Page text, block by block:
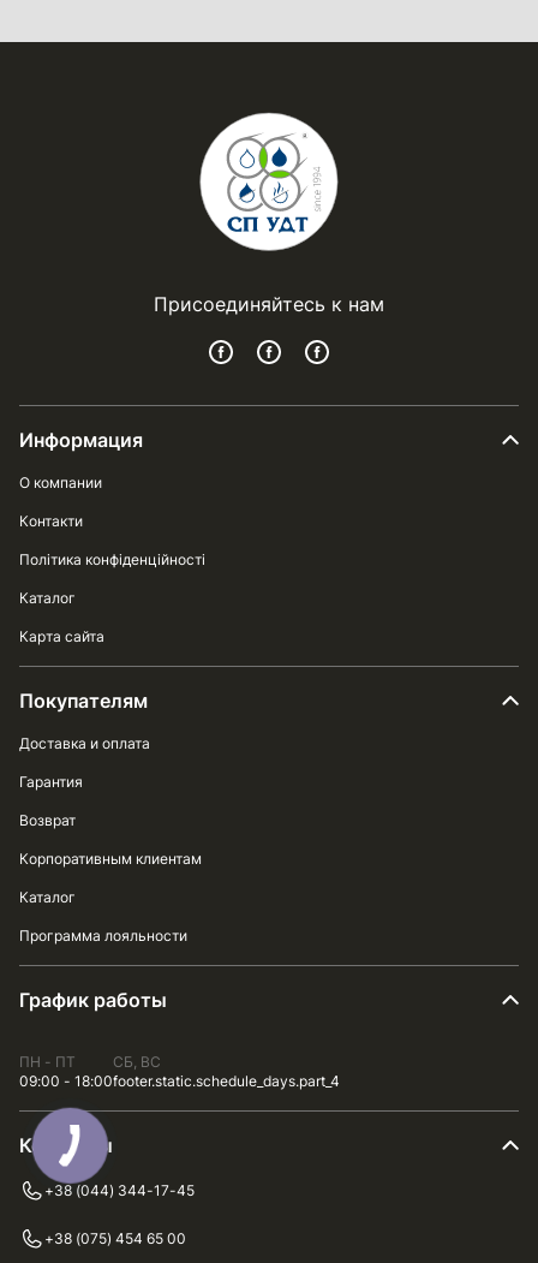
Присоединяйтесь к нам
Информация
О компании
Контакти
Політика конфіденційності
Каталог
Карта сайта
Покупателям
Доставка и оплата
Гарантия
Возврат
Корпоративным клиентам
Каталог
Программа лояльности
График работы
ПН - ПТ
09:00 - 18:00
СБ, ВС
footer.static.schedule_days.part_4
Контакты
+38 (044) 344-17-45
+38 (075) 454 65 00